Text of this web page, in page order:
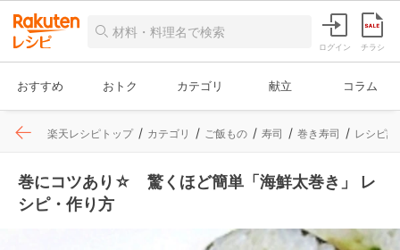
ログイン チラシ
おすすめ おトク カテゴリ 献立 コラム
楽天レシピトップ カテゴリ ご飯もの 寿司 巻き寿司 レシピ詳
巻にコツあり☆ 驚くほど簡単「海鮮太巻き」 レ
シピ・作り方